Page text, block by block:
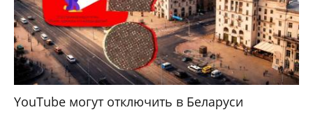
YouTube могут отключить в Беларуси